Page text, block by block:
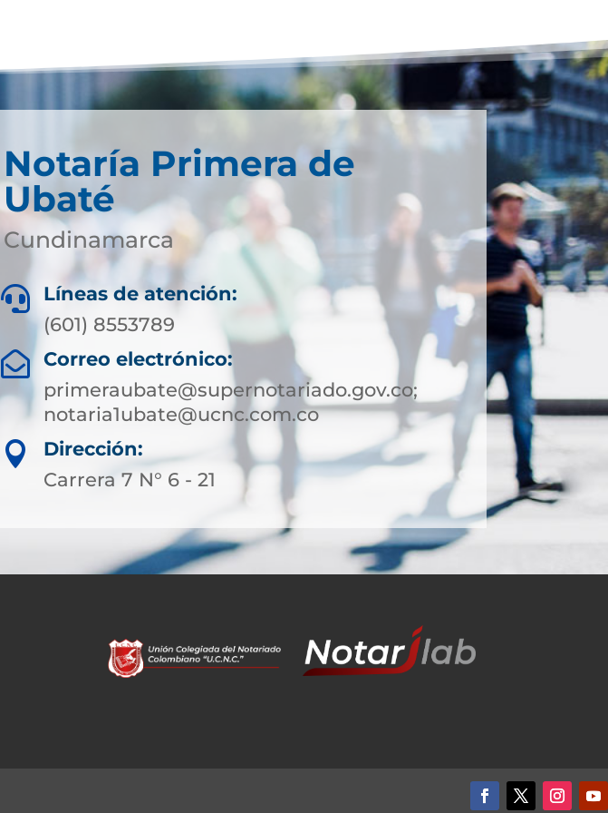
Notaría Primera de
Ubaté
Cundinamarca

Líneas de atención:
(601) 8553789

Correo electrónico:
primeraubate@supernotariado.gov.co;
notaria1ubate@ucnc.com.co

Dirección:
Carrera 7 N° 6 - 21